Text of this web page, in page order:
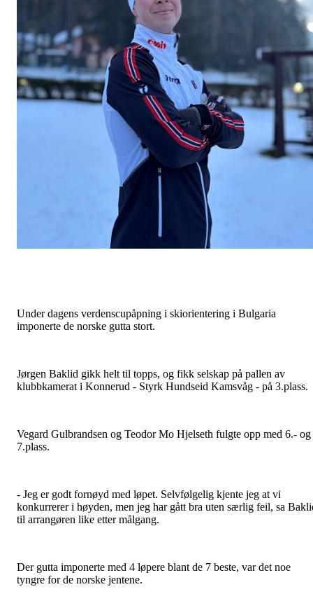
Under dagens verdenscupåpning i skiorientering i Bulgaria
imponerte de norske gutta stort.
Jørgen Baklid gikk helt til topps, og fikk selskap på pallen av
klubbkamerat i Konnerud - Styrk Hundseid Kamsvåg - på 3.plass.
Vegard Gulbrandsen og Teodor Mo Hjelseth fulgte opp med 6.- og
7.plass.
- Jeg er godt fornøyd med løpet. Selvfølgelig kjente jeg at vi
konkurrerer i høyden, men jeg har gått bra uten særlig feil, sa
til arrangøren like etter målgang.
Der gutta imponerte med 4 løpere blant de 7 beste, var det noe
tyngre for de norske jentene.